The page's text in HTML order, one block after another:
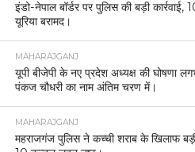
एल्विश के खिलाफ पूर्व सांसद मेनका गांधी
दर्ज कराया था, एल्विश यादव पर रेव
मनी लॉन्ड्रिंग का केस दर्ज हुआ था।
एल्विश पर कार्रवाई की थी। बता दें कि
को नोएडा पुलिस ने पार्टियों में सांप के
में अरेस्ट किया था।